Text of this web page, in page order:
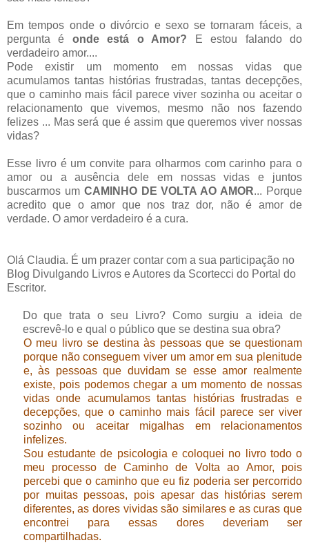
Em tempos onde o divórcio e sexo se tornaram fáceis, a
pergunta é onde está o Amor? E estou falando do
verdadeiro amor....
Pode existir um momento em nossas vidas que
acumulamos tantas histórias frustradas, tantas decepções,
que o caminho mais fácil parece viver sozinha ou aceitar o
relacionamento que vivemos, mesmo não nos fazendo
felizes ... Mas será que é assim que queremos viver nossas
vidas?
Esse livro é um convite para olharmos com carinho para o
amor ou a ausência dele em nossas vidas e juntos
buscarmos um CAMINHO DE VOLTA AO AMOR... Porque
acredito que o amor que nos traz dor, não é amor de
verdade. O amor verdadeiro é a cura.
Olá Claudia. É um prazer contar com a sua participação no
Blog Divulgando Livros e Autores da Scortecci do Portal do
Escritor.
Do que trata o seu Livro? Como surgiu a ideia de
escrevê-lo e qual o público que se destina sua obra?
O meu livro se destina às pessoas que se questionam
porque não conseguem viver um amor em sua plenitude
e, às pessoas que duvidam se esse amor realmente
existe, pois podemos chegar a um momento de nossas
vidas onde acumulamos tantas histórias frustradas e
decepções, que o caminho mais fácil parece ser viver
sozinho ou aceitar migalhas em relacionamentos
infelizes.
Sou estudante de psicologia e coloquei no livro todo o
meu processo de Caminho de Volta ao Amor, pois
percebi que o caminho que eu fiz poderia ser percorrido
por muitas pessoas, pois apesar das histórias serem
diferentes, as dores vividas são similares e as curas que
encontrei para essas dores deveriam ser
compartilhadas.